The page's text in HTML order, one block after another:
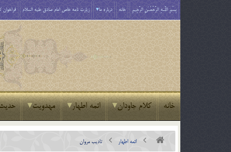
بِسْمِ اللَّـهِ الرَّحْمَـٰنِ الرَّحِيمِ خانه درباره ما زیارت نامه خاص امام صادق علیه السلام فراخوان
خانه کلام جاودان ائمه اطهار مهدویت
ائمه اطهار تاديب مروان